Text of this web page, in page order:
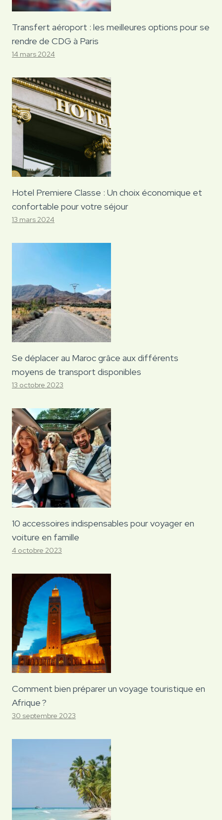
Transfert aéroport : les meilleures options pour se
rendre de CDG à Paris
14 mars 2024
Hotel Premiere Classe : Un choix économique et
confortable pour votre séjour
13 mars 2024
Se déplacer au Maroc grâce aux différents
moyens de transport disponibles
13 octobre 2023
10 accessoires indispensables pour voyager en
voiture en famille
4 octobre 2023
Comment bien préparer un voyage touristique en
Afrique ?
30 septembre 2023